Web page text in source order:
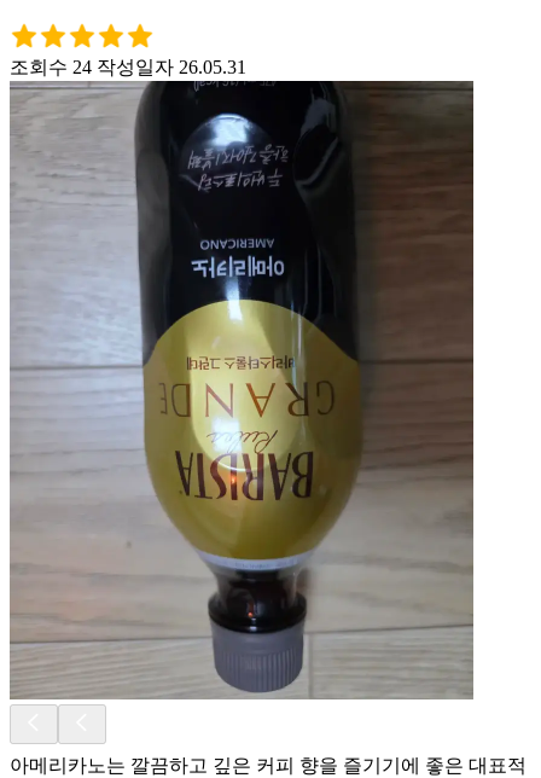
조회수 24 작성일자 26.05.31
아메리카노는 깔끔하고 깊은 커피 향을 즐기기에 좋은 대표적